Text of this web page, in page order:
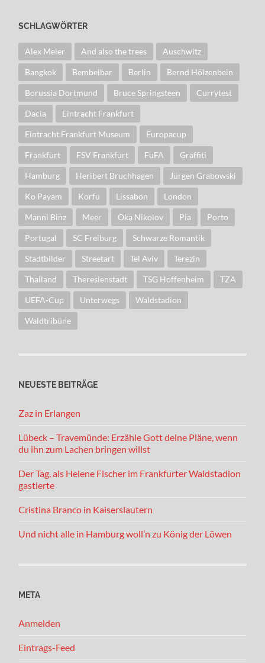
SCHLAGWÖRTER
Alex Meier And also the trees Auschwitz
Bangkok Bembelbar Berlin Bernd Hölzenbein
Borussia Dortmund Bruce Springsteen Currytest
Dacia Eintracht Frankfurt
Eintracht Frankfurt Museum Europacup
Frankfurt FSV Frankfurt FuFA Graffiti
Hamburg Heribert Bruchhagen Jürgen Grabowski
Ko Payam Korfu Lissabon London
Manni Binz Meer Oka Nikolov Pia Porto
Portugal SC Freiburg Schwarze Romantik
Stadtbilder Streetart Tel Aviv Terezin
Thailand Theresienstadt TSG Hoffenheim TZA
UEFA-Cup Unterwegs Waldstadion
Waldtribüne
NEUESTE BEITRÄGE
Zaz in Erlangen
Lübeck – Travemünde: Erzähle Gott deine Pläne, wenn
du ihn zum Lachen bringen willst
Der Tag, als Helene Fischer im Frankfurter Waldstadion
gastierte
Cristina Branco in Kaiserslautern
Und nicht alle in Hamburg woll’n zu König der Löwen
META
Anmelden
Eintrags-Feed